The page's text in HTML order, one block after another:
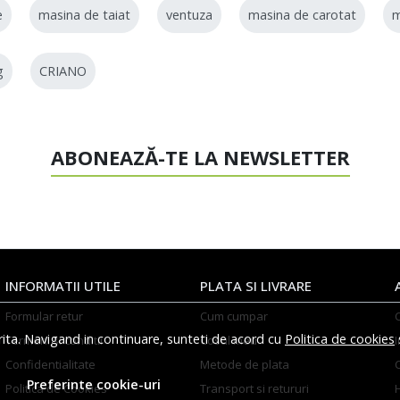
Navigand in continuare, sunteti de acord cu Politica de cookies
Preferinte cookie-uri
masina de taiat ventuza masina de carotat
CRIANO
ABONEAZĂ-TE LA NEWSLETTER
INFORMATII UTILE
Formular retur
Termeni si conditii
Confidentialitate
Politica de Cookies
PLATA SI LIVRARE
Cum cumpar
Cosul meu
Metode de plata
Transport si retururi